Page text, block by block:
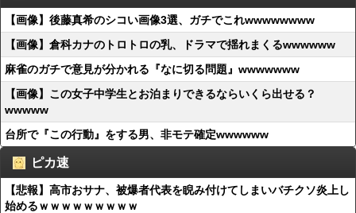
【画像】後藤真希のシコい画像3選、ガチでこれwwwwwwww
【画像】倉科カナのトロトロの乳、ドラマで揺れまくるwwwwww
麻雀のガチで意見が分かれる『なに切る問題』wwwwwww
【画像】この女子中学生とお泊まりできるならいくら出せる？
wwwww
台所で『この行動』をする男、非モテ確定wwwwww
ピカ速
【悲報】高市おサナ、被爆者代表を睨み付けてしまいバチクソ炎上し
始めるｗｗｗｗｗｗｗｗｗ